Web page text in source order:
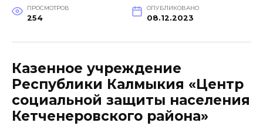
ПРОСМОТРОВ
254
ОПУБЛИКОВАНО
08.12.2023
Казенное учреждение
Республики Калмыкия «Центр
социальной защиты населения
Кетченеровского района»